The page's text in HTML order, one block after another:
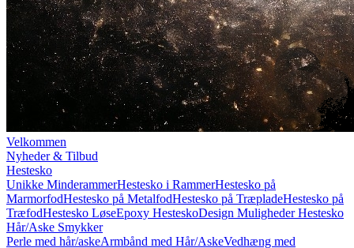
Velkommen
Nyheder & Tilbud
Hestesko
Unikke MinderammerHestesko i RammerHestesko på
MarmorfodHestesko på MetalfodHestesko på TræpladeHestesko på
TræfodHestesko LøseEpoxy HesteskoDesign Muligheder Hestesko
Hår/Aske Smykker
Perle med hår/askeArmbånd med Hår/AskeVedhæng med